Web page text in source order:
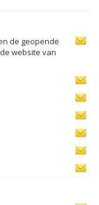
de geopende
website van